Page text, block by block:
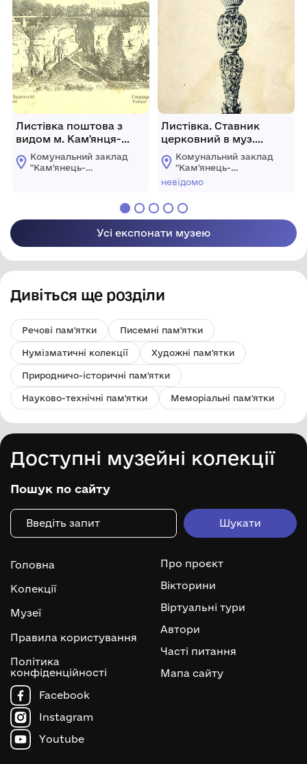
Листівка поштова з
видом м. Кам'янця-
Подільського
Комунальний заклад
"Кам'янець-
Листівка. Ставник
церковний в муз.
Київської Академії
Комунальний заклад
"Кам'янець-
Подільський
державний
заповідник"
невідомо
Усі експонати музею
Дивіться ще розділи
Речові пам'ятки Писемні пам'ятки
Нумізматичні колекції Художні пам'ятки
Природничо-історичні пам'ятки
Науково-технічні пам'ятки Меморіальні пам'ятки
Доступні музейні колекції
Пошук по сайту
Головна
Колекції
Музеї
Правила користування
Політика
конфіденційності
Про проєкт
Вікторини
Віртуальні тури
Автори
Часті питання
Мапа сайту
Facebook
Instagram
Youtube